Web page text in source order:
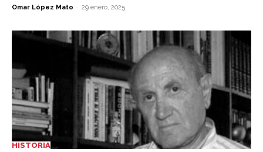
Omar López Mato - 29 enero, 2025
HISTORIA